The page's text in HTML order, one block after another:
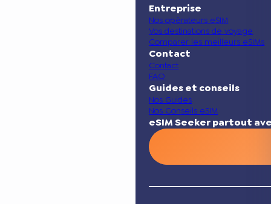
Entreprise
Nos opérateurs eSIM
Vos destinations de voyage
Comparer les meilleurs eSIMs
Contact
Contact
FAQ
Guides et conseils
Nos Guides
Nos Conseils eSIM
eSIM Seeker partout